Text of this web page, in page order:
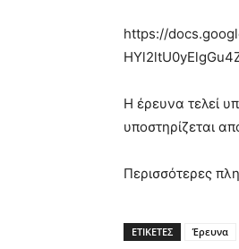
https://
Η έρευνα τελεί
υποστηρίζεται
Περισσότερες
ΕΤΙΚΕΤΕΣ Έρευνα